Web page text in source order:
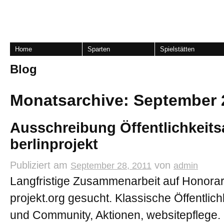
Home Sparten Spielstätten
Blog
Monatsarchive: September
Ausschreibung
berlinprojekt
Publiziert am September 28, 2011 von admin
Langfristige Zusammenarbeit auf
projekt.org gesucht. Klassische
und Community, Aktionen, websitepflege.